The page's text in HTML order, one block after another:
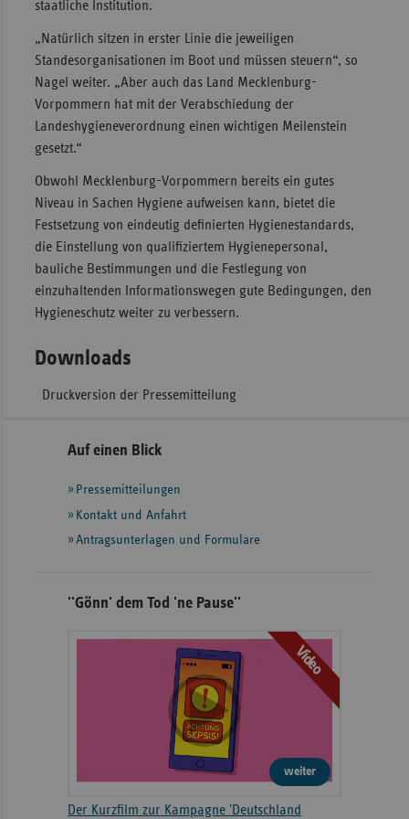
staatliche Institution.
„Natürlich sitzen in erster Linie die jeweiligen
Standesorganisationen im Boot und müssen steuern“, so
Nagel weiter. „Aber auch das Land Mecklenburg-
Vorpommern hat mit der Verabschiedung der
Landeshygieneverordnung einen wichtigen Meilenstein
gesetzt.“
Obwohl Mecklenburg-Vorpommern bereits ein gutes
Niveau in Sachen Hygiene aufweisen kann, bietet die
Festsetzung von eindeutig definierten Hygienestandards,
die Einstellung von qualifiziertem Hygienepersonal,
bauliche Bestimmungen und die Festlegung von
einzuhaltenden Informationswegen gute Bedingungen, den
Hygieneschutz weiter zu verbessern.
Downloads
Druckversion der Pressemitteilung
Seitennavigation
Seitenleiste
weiteren
Informationen
Auf einen Blick
Pressemitteilungen
Kontakt und Anfahrt
Antragsunterlagen und Formulare
''Gönn' dem Tod 'ne Pause''
Video
weiter
Der Kurzfilm zur Kampagne 'Deutschland